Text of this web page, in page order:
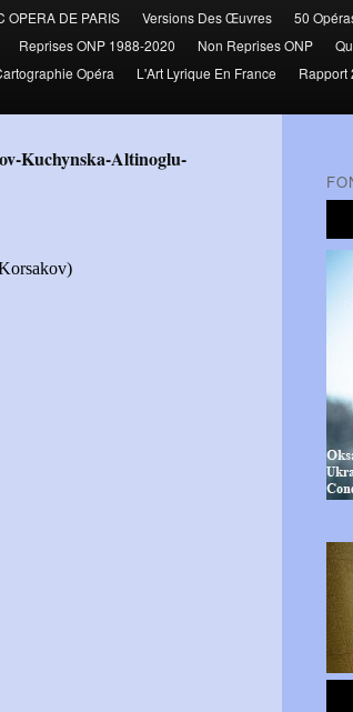
OPERA DE PARIS Versions Des Œuvres 50
Reprises ONP 1988-2020 Non Reprises ONP
Opéra L'Art Lyrique En France Rapport